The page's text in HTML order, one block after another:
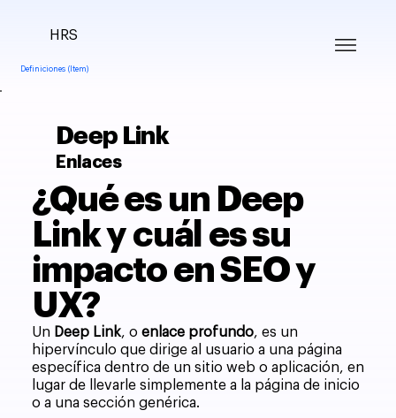
Definiciones (Item)
HRS
Deep Link
Enlaces
¿Qué es un Deep
Link y cuál es su
impacto en SEO y
UX?
Un Deep Link, oenlace profundo, es un
hipervínculo que dirige al usuario a una página
específica dentro de un sitio web o aplicación, en
lugar de llevarle simplemente a la página de inicio
o a una sección genérica.